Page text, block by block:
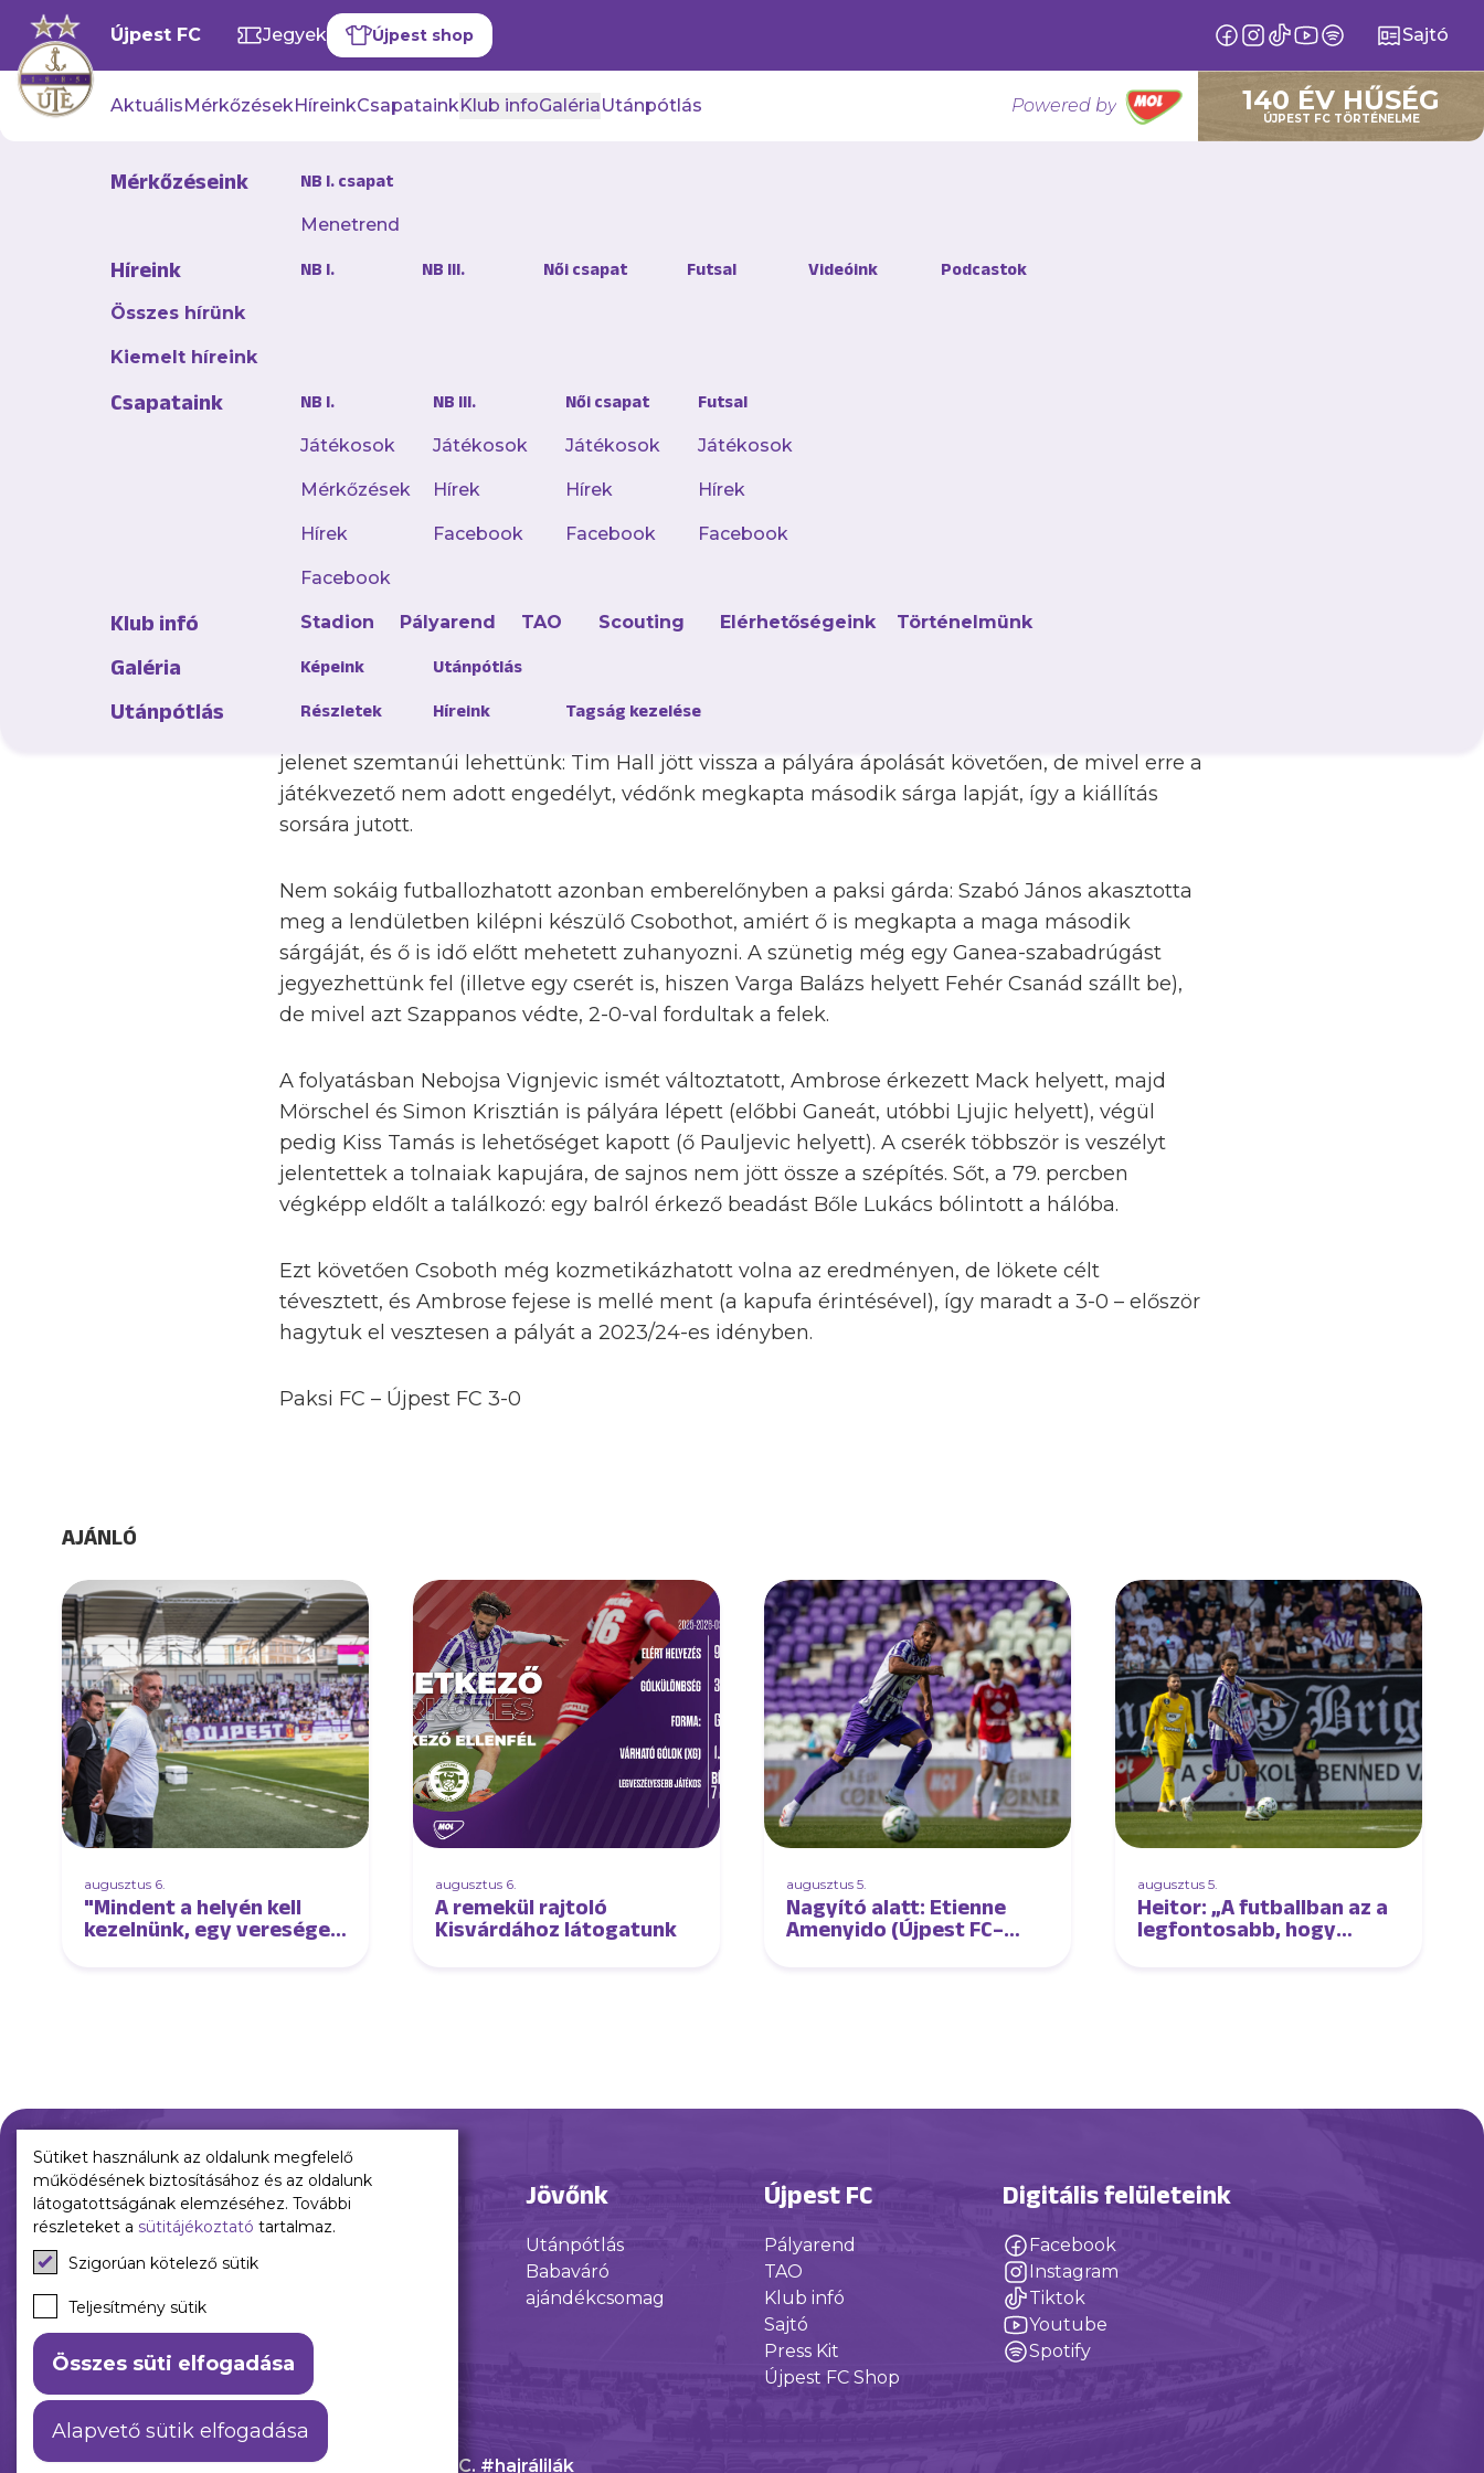
Újpest FC Jegyek Újpest shop Sajtó
AktuálisMérkőzésekHíreinkCsapatainkKlub infoGalériaUtánpótlás Powered by 140 ÉV HŰSÉG
ÚJPEST FC TÖRTÉNELME
Mérkőzéseink NB I. csapat
Menetrend
Híreink
Összes hírünk
Kiemelt híreink
NB I. NB III. Női csapat Futsal Videóink Podcastok
Csapataink NB I.
Játékosok
Mérkőzések
Hírek
Facebook
NB III.
Játékosok
Hírek
Facebook
Női csapat
Játékosok
Hírek
Facebook
Futsal
Játékosok
Hírek
Facebook
Klub infó Stadion Pályarend TAO Scouting Elérhetőségeink Történelmünk
Galéria Képeink Utánpótlás
Utánpótlás Részletek Híreink Tagság kezelése
Kétperces rövidzárlat után pont nélkül
maradtunk Pakson
Az Újpest 3-0-s vereséget szenvedett a Paks otthonában, az OTP Bank Liga 4.
fordulójában.
veszélyben, de a kapuba az idei szezonban először bekerülő Banainak egy szabadrúgást
azért kellett hárítania. Aztán jött egy kétperces rövidzárlat, amikor ő sem tudott segíteni: a
szinte azonnal Szabó Bálint köszönt be, megduplázva ezzel a hazai fórt.
A 35. percben kis híján szépítettünk, de egy gyönyörű összjáték végén Csoboth
jelenet szemtanúi lehettünk: Tim Hall jött vissza a pályára ápolását követően, de mivel erre a
játékvezető nem adott engedélyt, védőnk megkapta második sárga lapját, így a kiállítás
sorsára jutott.
Nem sokáig futballozhatott azonban emberelőnyben a paksi gárda: Szabó János akasztotta
meg a lendületben kilépni készülő Csobothot, amiért ő is megkapta a maga második
sárgáját, és ő is idő előtt mehetett zuhanyozni. A szünetig még egy Ganea-szabadrúgást
jegyezhettünk fel (illetve egy cserét is, hiszen Varga Balázs helyett Fehér Csanád szállt be),
de mivel azt Szappanos védte, 2-0-val fordultak a felek.
A folyatásban Nebojsa Vignjevic ismét változtatott, Ambrose érkezett Mack helyett, majd
Mörschel és Simon Krisztián is pályára lépett (előbbi Ganeát, utóbbi Ljujic helyett), végül
pedig Kiss Tamás is lehetőséget kapott (ő Pauljevic helyett). A cserék többször is veszélyt
jelentettek a tolnaiak kapujára, de sajnos nem jött össze a szépítés. Sőt, a 79. percben
végképp eldőlt a találkozó: egy balról érkező beadást Bőle Lukács bólintott a hálóba.
Ezt követően Csoboth még kozmetikázhatott volna az eredményen, de lökete célt
tévesztett, és Ambrose fejese is mellé ment (a kapufa érintésével), így maradt a 3-0 – először
hagytuk el vesztesen a pályát a 2023/24-es idényben.
Paksi FC – Újpest FC 3-0
AJÁNLÓ
augusztus 6.
"Mindent a helyén kell
kezelnünk, egy vereséget
augusztus 6.
A remekül rajtoló
Kisvárdához látogatunk
augusztus 5.
Nagyító alatt: Etienne
Amenyido (Újpest FC–
augusztus 5.
Heitor: „A futballban az a
legfontosabb, hogy
Múltunk
Történelmünk
Jelenünk Jövőnk
Utánpótlás
Babaváró
ajándékcsomag
Újpest FC
Pályarend
TAO
Klub infó
Sajtó
Press Kit
Újpest FC Shop
Digitális felületeink
Facebook
Instagram
Tiktok
Youtube
Spotify
ÁSZFAdatkezelési tájékoztató© 2026 Újpest FC. #hajrálilák
Sütiket használunk az oldalunk megfelelő
működésének biztosításához és az oldalunk
látogatottságának elemzéséhez. További
részleteket a sütitájékoztató tartalmaz.
Szigorúan kötelező sütik
Teljesítmény sütik
Összes süti elfogadása
Alapvető sütik elfogadása